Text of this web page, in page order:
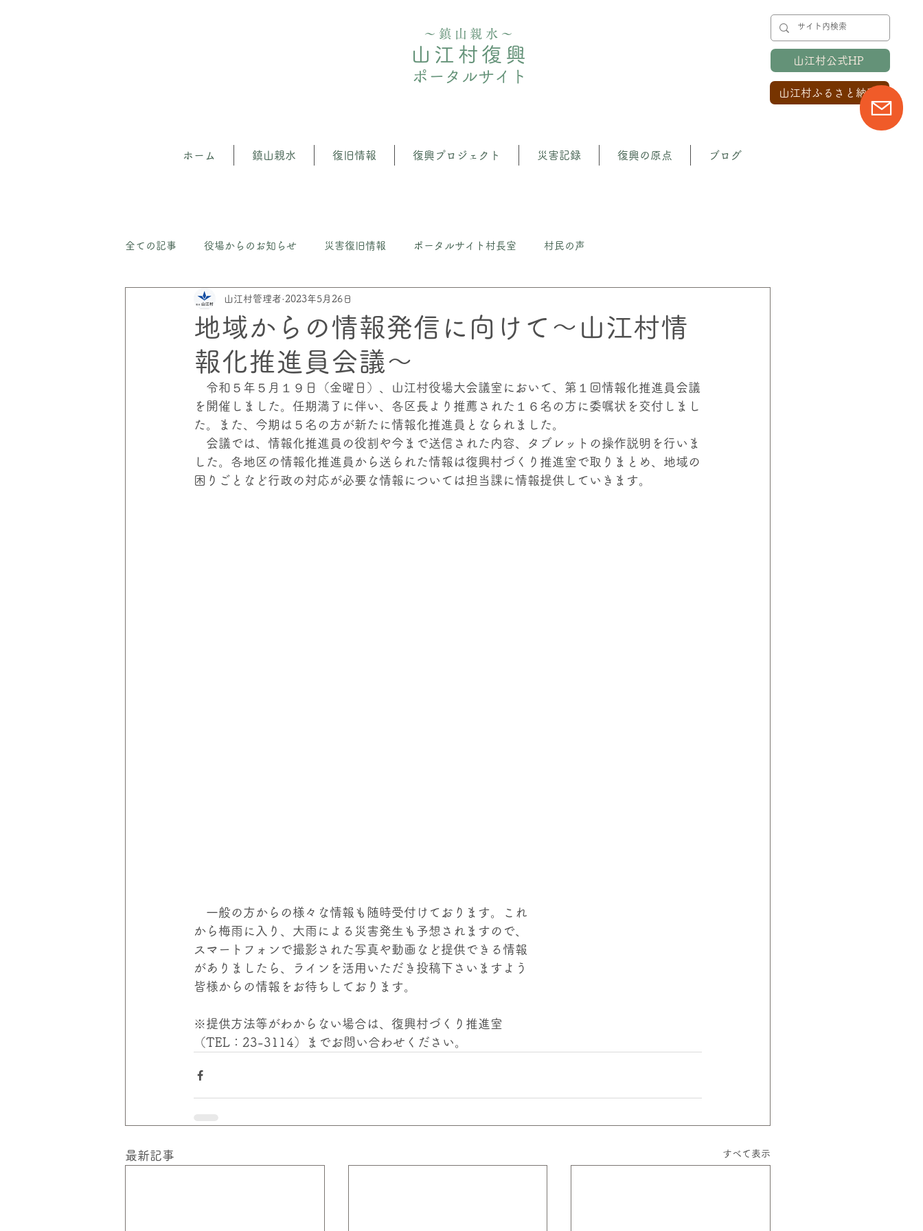
〜鎮山親水〜
山江村復興
ポータルサイト
山江村公式HP
山江村ふるさと納税
ホーム 鎮山親水 復旧情報 復興プロジェクト 災害記録 復興の原点 ブログ
全ての記事 役場からのお知らせ 災害復旧情報 ポータルサイト村長室 村民の声
山江の森（守）人材育成プロジェクト
災害にあわない家づくりプロジェクト 村内の上下流交流プロジェクト
伸和コントロールズ 災害の記憶
地域からの情報発信に向けて～山江村情
報化推進員会議～
山江村管理者 2023年5月26日
令和５年５月１９日（金曜日）、山江村役場大会議室において、第１回情報化推進員会議
を開催しました。任期満了に伴い、各区長より推薦された１６名の方に委嘱状を交付しまし
た。また、今期は５名の方が新たに情報化推進員となられました。
会議では、情報化推進員の役割や今まで送信された内容、タブレットの操作説明を行いま
した。各地区の情報化推進員から送られた情報は復興村づくり推進室で取りまとめ、地域の
困りごとなど行政の対応が必要な情報については担当課に情報提供していきます。
一般の方からの様々な情報も随時受付けております。これ
から梅雨に入り、大雨による災害発生も予想されますので、
スマートフォンで撮影された写真や動画など提供できる情報
がありましたら、ラインを活用いただき投稿下さいますよう
皆様からの情報をお待ちしております。
※提供方法等がわからない場合は、復興村づくり推進室
（TEL：23-3114）までお問い合わせください。
最新記事 すべて表示